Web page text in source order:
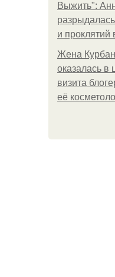
Выжить":
и проклятий
Жена
оказалась в
визита
её